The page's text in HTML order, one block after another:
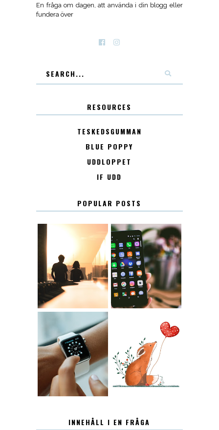
En fråga om dagen, att använda i din blogg eller
fundera över
RESOURCES
TESKEDSGUMMAN
BLUE POPPY
UDDLOPPET
IF UDD
POPULAR POSTS
KONTAKT KONTAKTLISTA
12.30 LUGN
INNEHÅLL I EN FRÅGA